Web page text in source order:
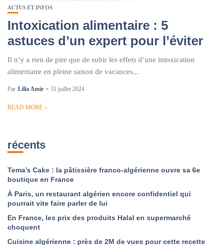
ACTUS ET INFOS
Intoxication alimentaire : 5
astuces d’un expert pour l’éviter
Il n’y a rien de pire que de subir les effets d’une intoxication
alimentaire en pleine saison de vacances...
Par Lilia Amir 31 juillet 2024
READ MORE
récents
Tema’s Cake : la pâtissière franco-algérienne ouvre sa 6e
boutique en France
À Paris, un restaurant algérien encore confidentiel qui
pourrait vite faire parler de lui
En France, les prix des produits Halal en supermarché
choquent
Cuisine algérienne : près de 2M de vues pour cette recette